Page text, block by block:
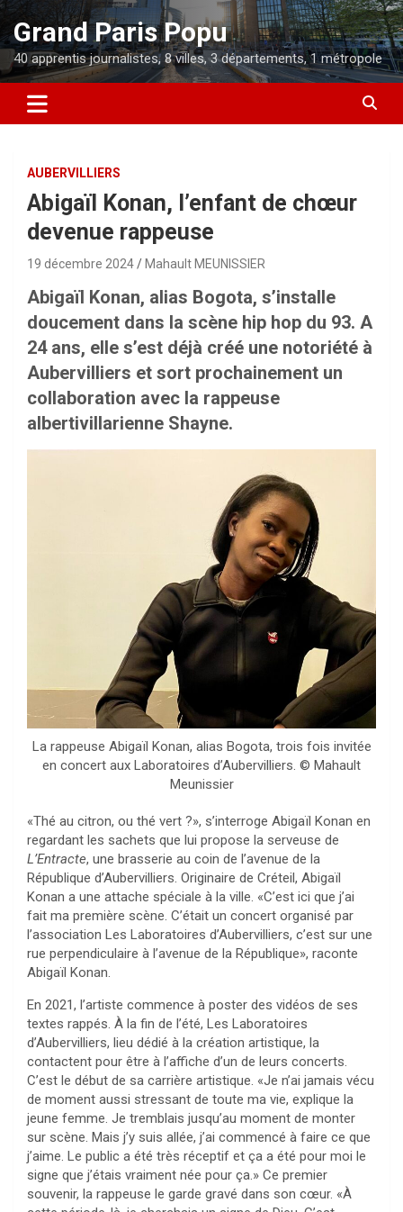
Aller
contenu
Grand Paris Popu
40 apprentis journalistes, 8 villes, 3 départements, 1 métropole
AUBERVILLIERS
Abigaïl Konan, l’enfant de chœur
devenue rappeuse
19 décembre 2024 Mahault MEUNISSIER
Abigaïl Konan, alias Bogota, s’installe
doucement dans la scène hip hop du 93. A
24 ans, elle s’est déjà créé une notoriété à
Aubervilliers et sort prochainement un
collaboration avec la rappeuse
albertivillarienne Shayne.
La rappeuse Abigaïl Konan, alias Bogota, trois fois invitée
en concert aux Laboratoires d’Aubervilliers. © Mahault
Meunissier
«Thé au citron, ou thé vert ?», s’interroge Abigaïl Konan en
regardant les sachets que lui propose la serveuse de
L’Entracte, une brasserie au coin de l’avenue de la
République d’Aubervilliers. Originaire de Créteil, Abigaïl
Konan a une attache spéciale à la ville. «C’est ici que j’ai
fait ma première scène. C’était un concert organisé par
l’association Les Laboratoires d’Aubervilliers, c’est sur une
rue perpendiculaire à l’avenue de la République», raconte
Abigaïl Konan.
En 2021, l’artiste commence à poster des vidéos de ses
textes rappés. À la fin de l’été, Les Laboratoires
d’Aubervilliers, lieu dédié à la création artistique, la
contactent pour être à l’affiche d’un de leurs concerts.
C’est le début de sa carrière artistique. «Je n’ai jamais vécu
de moment aussi stressant de toute ma vie, explique la
jeune femme. Je tremblais jusqu’au moment de monter
sur scène. Mais j’y suis allée, j’ai commencé à faire ce que
j’aime. Le public a été très réceptif et ça a été pour moi le
signe que j’étais vraiment née pour ça.» Ce premier
souvenir, la rappeuse le garde gravé dans son cœur. «À